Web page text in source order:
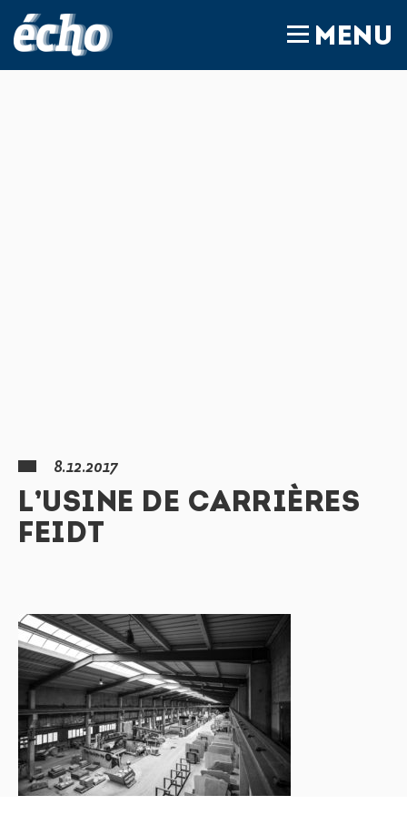
MENU
8.12.2017
L’USINE DE CARRIÈRES
FEIDT